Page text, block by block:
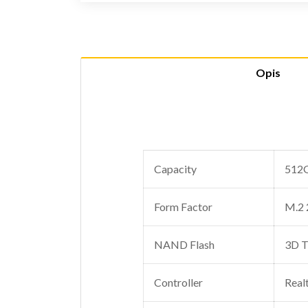
Opis
Capacity
Form Factor M.2
NAND Flash 3D
Controller